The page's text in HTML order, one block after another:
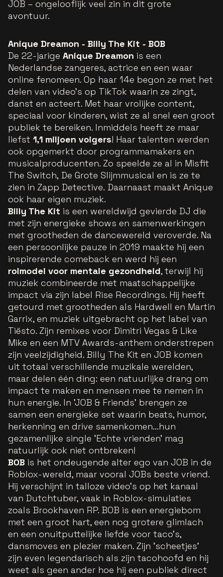
JOB – ongelooflijk veel zin in dit grote
avontuur.
Anique Dreamon - Billy The Kit - BOB
De 22-jarige Anique Dreamon is een
Nederlandse zangeres, actrice en een waar
online fenomeen. Op haar 14e begon ze met het
delen van video’s op TikTok waarin ze zingt,
danst en acteert. Met haar vrolijke content,
speciaal voor kinderen, wist ze al snel een groot
publiek te bereiken. Inmiddels heeft ze maar
liefst 1,1 miljoen volgers! Haar talenten werden
ook opgemerkt door programmamakers en
musicalproducenten. Zo speelde ze al in Misfit
The Switch, De Grote Slijmmusical en is ze te
zien in Zapp Detective. Daarnaast maakt Anique
ook haar eigen muziek.
Billy The Kit is een wereldwijd gevierde DJ die
met zijn energieke shows en samenwerkingen
met grootheden de dancewereld veroverde. Na
een persoonlijke pauze in 2019 maakte hij een
inspirerende comeback en werd hij een
rolmodel voor mentale gezondheid, terwijl hij
muziek combineerde met maatschappelijke
impact via zijn label Rise Recordings. Hij heeft
getourd met grootheden als Hardwell en Martin
Garrix, en muziek uitgebracht op het label van
Tiësto. Zijn remixes voor Dimitri Vegas & Like
Mike en een MTV Awards-anthem onderstrepen
zijn veelzijdigheid. Billy The Kit en JOB komen
uit totaal verschillende muzikale werelden,
maar delen één ding: een natuurlijke drang om
impact te maken en mensen mee te nemen in
hun energie. In 'JOB & Friends' brengen ze
samen een energieke set waarin beats, humor,
herkenning en drive samenkomen...hun
gezamenlijke single 'Echte vrienden' mag
natuurlijk ook niet ontbreken!
BOB is het ondeugende alter ego van JOB in de
Roblox-wereld, maar vooral JOBs beste vriend.
Hij verschijnt in talloze video's op het kanaal
van Dutchtuber, vaak in Roblox-simulaties
zoals Brookhaven RP. BOB is een energiebom
met een groot hart, een nog grotere glimlach
en een onuitputtelijke liefde voor taco’s,
dansmoves en plezier maken. Zijn 'scheetjes'
zijn even legendarisch als zijn tacohoofd en hij
weet als geen ander hoe hij een publiek direct